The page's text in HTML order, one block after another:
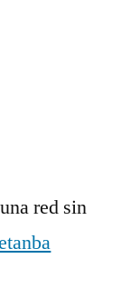
red sin